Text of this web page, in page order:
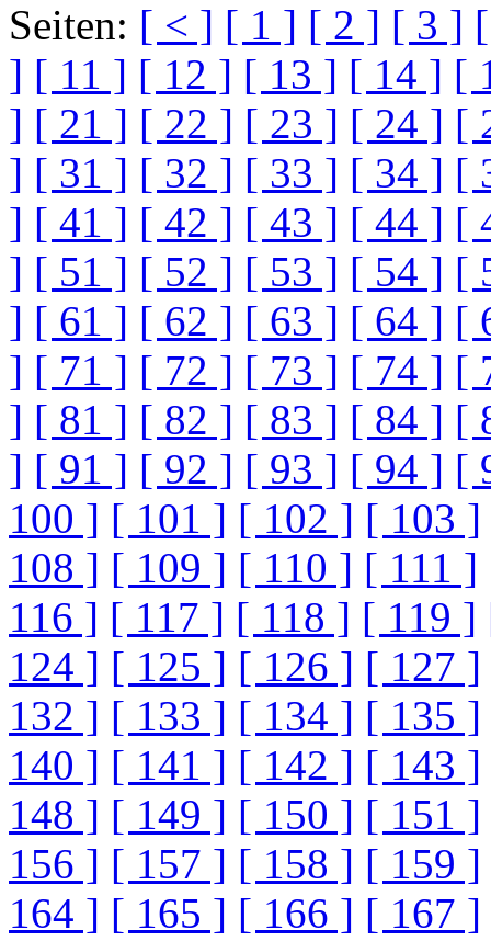
Seiten: [ < ] [ 1 ] [ 2 ] [ 3 ]
] [ 11 ] [ 12 ] [ 13 ] [ 14 ] [
] [ 21 ] [ 22 ] [ 23 ] [ 24 ] [
] [ 31 ] [ 32 ] [ 33 ] [ 34 ] [
] [ 41 ] [ 42 ] [ 43 ] [ 44 ] [
] [ 51 ] [ 52 ] [ 53 ] [ 54 ] [
] [ 61 ] [ 62 ] [ 63 ] [ 64 ] [
] [ 71 ] [ 72 ] [ 73 ] [ 74 ] [
] [ 81 ] [ 82 ] [ 83 ] [ 84 ] [
] [ 91 ] [ 92 ] [ 93 ] [ 94 ] [
100 ] [ 101 ] [ 102 ] [ 103 ]
108 ] [ 109 ] [ 110 ] [ 111 ]
116 ] [ 117 ] [ 118 ] [ 119 ]
124 ] [ 125 ] [ 126 ] [ 127 ]
132 ] [ 133 ] [ 134 ] [ 135 ]
140 ] [ 141 ] [ 142 ] [ 143 ]
148 ] [ 149 ] [ 150 ] [ 151 ]
156 ] [ 157 ] [ 158 ] [ 159 ]
164 ] [ 165 ] [ 166 ] [ 167 ]